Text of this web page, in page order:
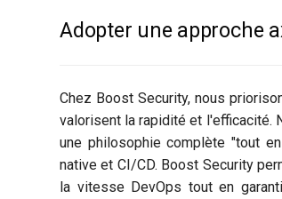
Adopter une approche
Chez Boost Security, nous
valorisent la rapidité et l'efficacité.
une philosophie complète "tout
native et CI/CD. Boost Security
la vitesse DevOps tout en